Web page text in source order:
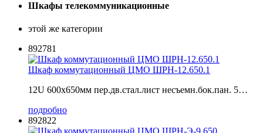
Шкафы телекоммуникационные
этой же категории
892781
Шкаф коммутационный ЦМО ШРН-12.650.1
12U 600x650мм пер.дв.стал.лист несъемн.бок.пан. 5…
подробно
892822